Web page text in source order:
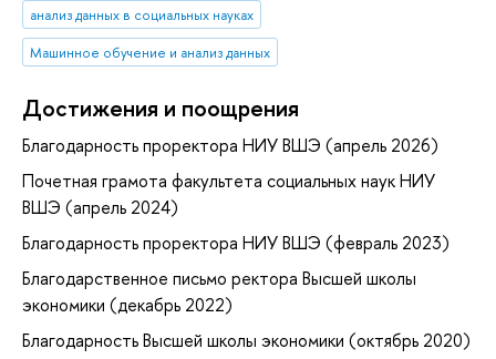
анализ данных в социальных науках
Машинное обучение и анализ данных
Достижения и поощрения
Благодарность проректора НИУ ВШЭ (апрель 2026)
Почетная грамота факультета социальных наук НИУ
ВШЭ (апрель 2024)
Благодарность проректора НИУ ВШЭ (февраль 2023)
Благодарственное письмо ректора Высшей школы
экономики (декабрь 2022)
Благодарность Высшей школы экономики (октябрь 2020)